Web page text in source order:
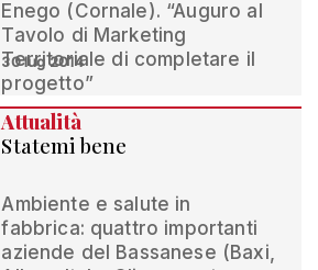
Enego (Cornale). “Auguro al
Tavolo di Marketing
Territoriale di completare il
progetto”
30 lug 2014
Attualità
Statemi bene
Ambiente e salute in
fabbrica: quattro importanti
aziende del Bassanese (Baxi,